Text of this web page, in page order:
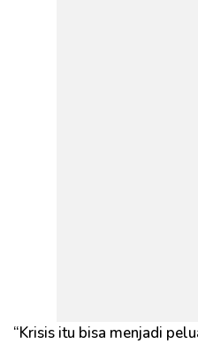
“Krisis itu bisa menjadi